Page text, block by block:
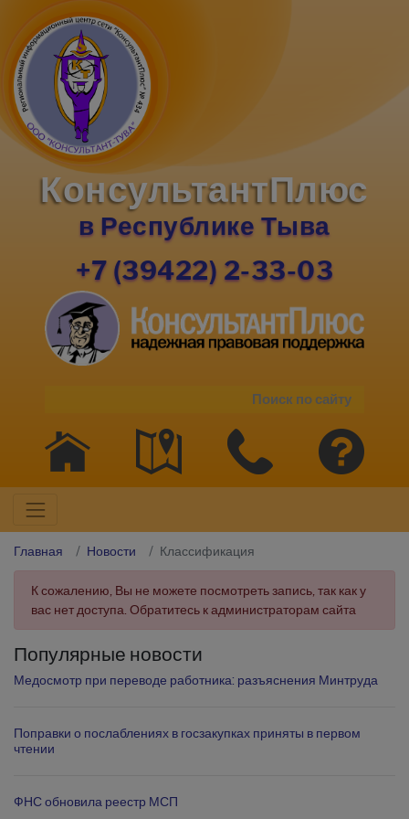
КонсультантПлюс
в Республике Тыва
+7 (39422) 2-33-03
Главная Новости Классификация
К сожалению, Вы не можете посмотреть запись, так как у
вас нет доступа. Обратитесь к администраторам сайта
Популярные новости
Медосмотр при переводе работника: разъяснения Минтруда
Поправки о послаблениях в госзакупках приняты в первом
чтении
ФНС обновила реестр МСП